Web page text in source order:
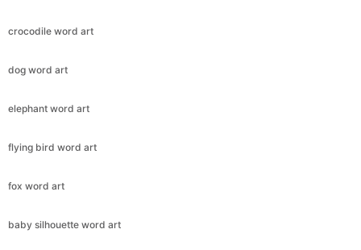
crocodile word art
dog word art
elephant word art
flying bird word art
fox word art
baby silhouette word art